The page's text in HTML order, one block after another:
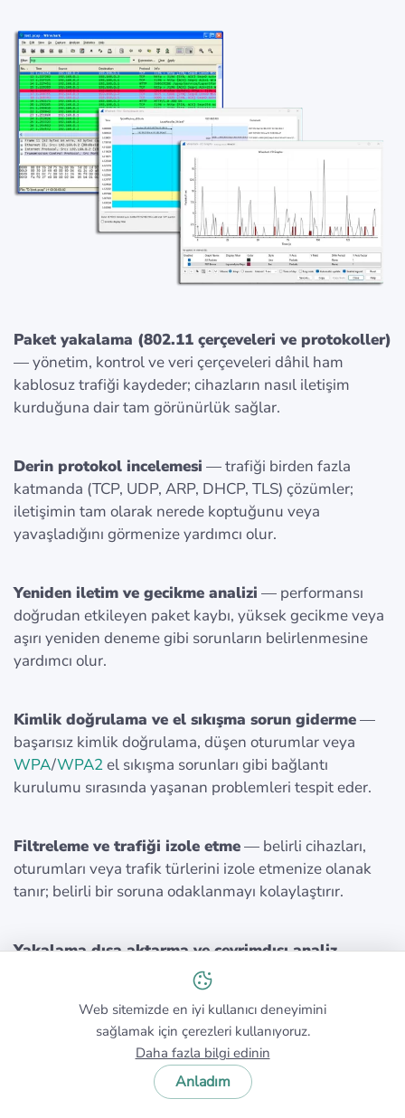
Paket yakalama (802.11 çerçeveleri ve protokoller)
— yönetim, kontrol ve veri çerçeveleri dâhil ham
kablosuz trafiği kaydeder; cihazların nasıl iletişim
kurduğuna dair tam görünürlük sağlar.
Derin protokol incelemesi — trafiği birden fazla
katmanda (TCP, UDP, ARP, DHCP, TLS) çözümler;
iletişimin tam olarak nerede koptuğunu veya
yavaşladığını görmenize yardımcı olur.
Yeniden iletim ve gecikme analizi — performansı
doğrudan etkileyen paket kaybı, yüksek gecikme veya
aşırı yeniden deneme gibi sorunların belirlenmesine
yardımcı olur.
Kimlik doğrulama ve el sıkışma sorun giderme—
başarısız kimlik doğrulama, düşen oturumlar veya
WPA/WPA2el sıkışma sorunları gibi bağlantı
kurulumu sırasında yaşanan problemleri tespit eder.
Filtreleme ve trafiği izole etme— belirli cihazları,
oturumları veya trafik türlerini izole etmenize olanak
tanır; belirli bir soruna odaklanmayı kolaylaştırır.
Yakalama dışa aktarma ve çevrimdışı analiz—
daha derin inceleme için veya diğer araçlar ve ekiplerle
paylaşmak üzere trafik günlüklerini kaydeder.
Pratikte bunun anlamı:bir şeyin neden yavaş veya
kararsız olduğunu tahmin etmek yerine, iletişimin tam
olarak nerede başarısız olduğunu — protokol
Web sitemizde en iyi kullanıcı deneyimini
sağlamak için çerezleri kullanıyoruz.
Daha fazla bilgi edinin
Anladım